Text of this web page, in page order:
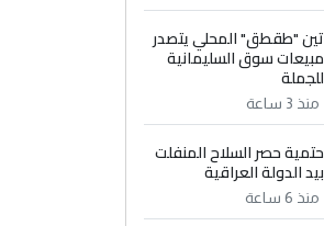
تين "طقطق" المحلي يتصدر
مبيعات سوق السليمانية
للجملة
منذ 3 ساعة
حتمية حصر السلاح المنفلت
بيد الدولة العراقية
منذ 6 ساعة